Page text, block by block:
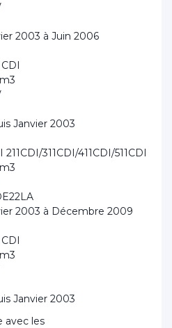
2003 à Juin 2006
Janvier 2003
311CDI/411CDI/511CDI
2003 à Décembre 2009
Janvier 2003
avec les